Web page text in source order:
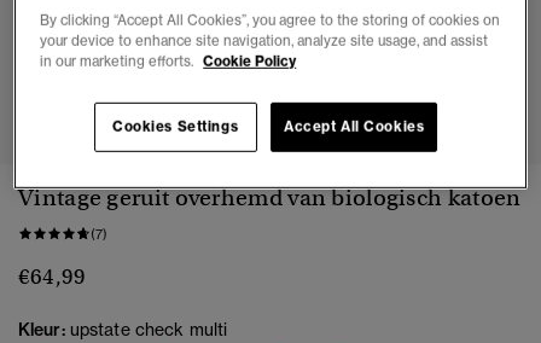
1 2 3 4 5 6
Vintage geruit overhemd van biologisch katoen
(7)
€64,99
Kleur: upstate check multi
By clicking “Accept All Cookies”, you agree to the storing of cookies on
your device to enhance site navigation, analyze site usage, and assist
in our marketing efforts. Cookie Policy
Cookies Settings Accept All Cookies